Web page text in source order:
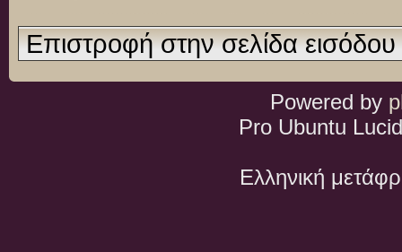
Επιστροφή στην σελίδα εισόδου
Powered by
Pro Ubuntu
Ελληνική